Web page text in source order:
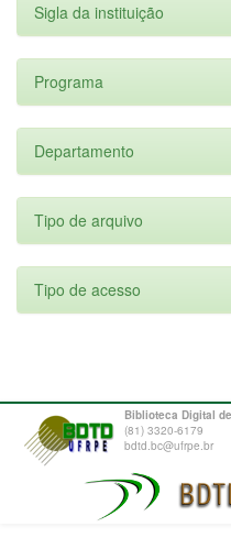
Sigla da instituição
Programa
Departamento
Tipo de arquivo
Tipo de acesso
Biblioteca Digital
(81) 3320-6179
bdtd.bc@ufrpe.br